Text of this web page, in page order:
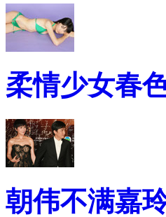
柔情少女春
朝伟不满嘉